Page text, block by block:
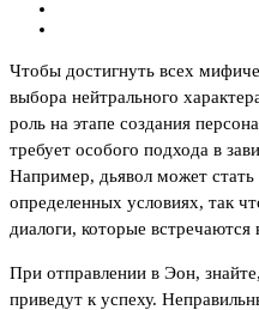
Чтобы достигнуть всех
выбора нейтрального
роль на этапе создания
требует особого подхода в
Например, дьявол может
определенных условиях, так
диалоги, которые встречаются
При отправлении в Эон,
приведут к успеху.